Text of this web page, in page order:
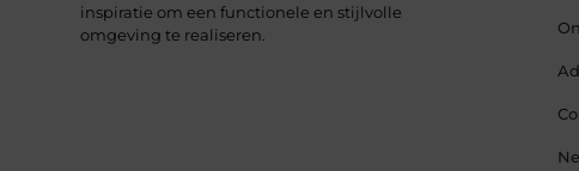
inspiratie om een functionele en stijlvolle
omgeving te realiseren.